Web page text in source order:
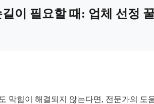
이 필요할 때: 업체 선정
막힘이 해결되지 않는다면, 전문가의 도